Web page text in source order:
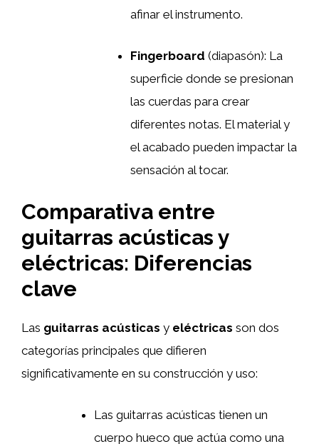
afinar el instrumento.
Fingerboard (diapasón): La
superficie donde se presionan
las cuerdas para crear
diferentes notas. El material y
el acabado pueden impactar la
sensación al tocar.
Comparativa entre
guitarras acústicas y
eléctricas: Diferencias
clave
Las guitarras acústicas y eléctricas son dos
categorías principales que difieren
significativamente en su construcción y uso:
Las guitarras acústicas tienen un
cuerpo hueco que actúa como una